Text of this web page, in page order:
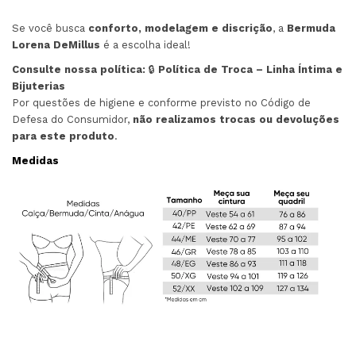
Se você busca conforto, modelagem e discrição, a Bermuda
Lorena DeMillus é a escolha ideal!
Consulte nossa política: 🔒 Política de Troca – Linha Íntima e
Bijuterias
Por questões de higiene e conforme previsto no Código de
Defesa do Consumidor, não realizamos trocas ou devoluções
para este produto.
Medidas